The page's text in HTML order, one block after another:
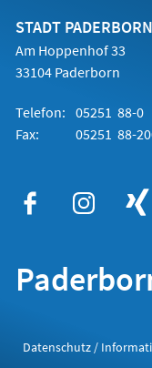
STADT PADERBORN
Am Hoppenhof 33
33104 Paderborn
Telefon: 05251 88-0
Fax:
05251 88-
Datenschutz /